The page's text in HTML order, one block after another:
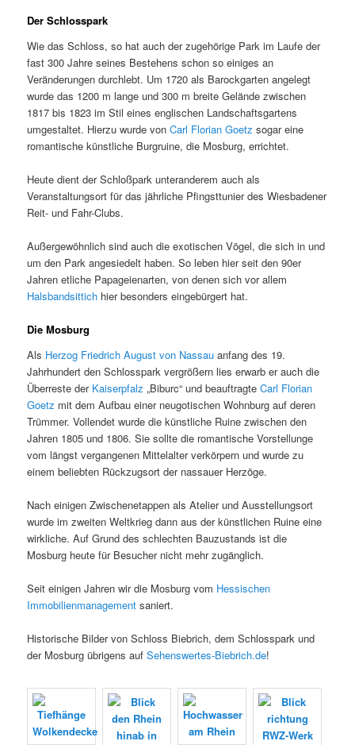
Der Schlosspark
Wie das Schloss, so hat auch der zugehörige Park im Laufe der
fast 300 Jahre seines Bestehens schon so einiges an
Veränderungen durchlebt. Um 1720 als Barockgarten angelegt
wurde das 1200 m lange und 300 m breite Gelände zwischen
1817 bis 1823 im Stil eines englischen Landschaftsgartens
umgestaltet. Hierzu wurde vonCarl Florian Goetz sogar eine
romantische künstliche Burgruine, die Mosburg, errichtet.
Heute dient der Schloßpark unteranderem auch als
Veranstaltungsort für das jährliche Pfingsttunier des Wiesbadener
Reit- und Fahr-Clubs.
Außergewöhnlich sind auch die exotischen Vögel, die sich in und
um den Park angesiedelt haben. So leben hier seit den 90er
Jahren etliche Papageienarten, von denen sich vor allem
Halsbandsittich hier besonders eingebürgert hat.
Die Mosburg
Als Herzog Friedrich August von Nassau anfang des 19.
Jahrhundert den Schlosspark vergrößern lies erwarb er auch die
Überreste der Kaiserpfalz „Biburc“ und beauftragteCarl Florian
Goetz mit dem Aufbau einer neugotischen Wohnburg auf deren
Trümmer. Vollendet wurde die künstliche Ruine zwischen den
Jahren 1805 und 1806. Sie sollte die romantische Vorstellunge
vom längst vergangenen Mittelalter verkörpern und wurde zu
einem beliebten Rückzugsort der nassauer Herzöge.
Nach einigen Zwischenetappen als Atelier und Ausstellungsort
wurde im zweiten Weltkrieg dann aus der künstlichen Ruine eine
wirkliche. Auf Grund des schlechten Bauzustands ist die
Mosburg heute für Besucher nicht mehr zugänglich.
Seit einigen Jahren wir die Mosburg vom Hessischen
Immobilienmanagement saniert.
Historische Bilder von Schloss Biebrich, dem Schlosspark und
der Mosburg übrigens aufSehenswertes-Biebrich.de!